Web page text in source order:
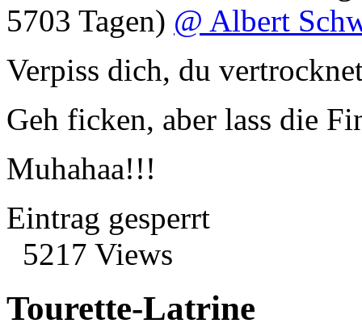
5703 Tagen) @ Albert
Verpiss dich, du
Geh ficken, aber lass die
Muhahaa!!!
Eintrag gesperrt
5217 Views
Tourette-Latrine